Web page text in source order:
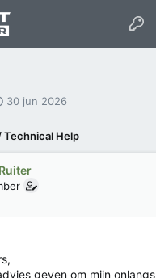
S
a
r
d
a
u
30 jun 2026
Technical Help
geven om mijn onlangs